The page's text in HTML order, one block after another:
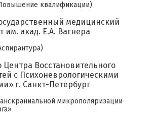
квалификации)
медицинский
им. акад. Е.А. Вагнера
Центра Восстановительного
с Психоневрологическими
г. Санкт-Петербург
микрополяризации
отзыв на рассмотрении!
*